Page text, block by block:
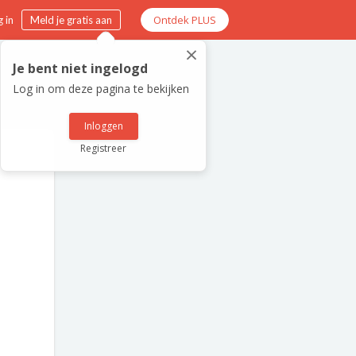
in Meld je gratis aan Ontdek PLUS
×
Je bent niet ingelogd
Log in om deze pagina te bekijken
Inloggen
Registreer